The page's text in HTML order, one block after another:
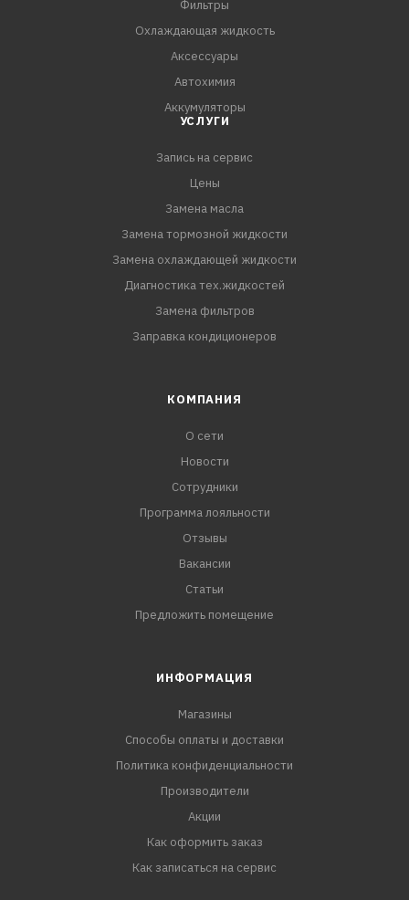
Фильтры
Охлаждающая жидкость
Аксессуары
Автохимия
Аккумуляторы
УСЛУГИ
Запись на сервис
Цены
Замена масла
Замена тормозной жидкости
Замена охлаждающей жидкости
Диагностика тех.жидкостей
Замена фильтров
Заправка кондиционеров
КОМПАНИЯ
О сети
Новости
Сотрудники
Программа лояльности
Отзывы
Вакансии
Статьи
Предложить помещение
ИНФОРМАЦИЯ
Магазины
Способы оплаты и доставки
Политика конфиденциальности
Производители
Акции
Как оформить заказ
Как записаться на сервис